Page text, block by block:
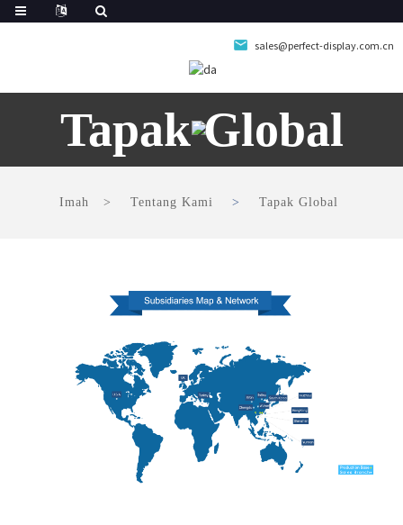
sales@perfect-display.com.cn
Tapak Global
Imah Tentang Kami Tapak Global